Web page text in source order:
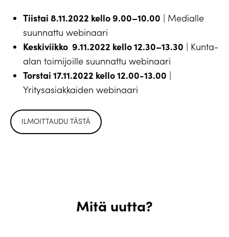
Tiistai 8.11.2022 kello 9.00–10.00 | Medialle
suunnattu webinaari
Keskiviikko 9.11.2022 kello 12.30–13.30 | Kunta-
alan toimijoille suunnattu webinaari
Torstai 17.11.2022 kello 12.00-13.00 |
Yritysasiakkaiden webinaari
ILMOITTAUDU TÄSTÄ
Mitä uutta?